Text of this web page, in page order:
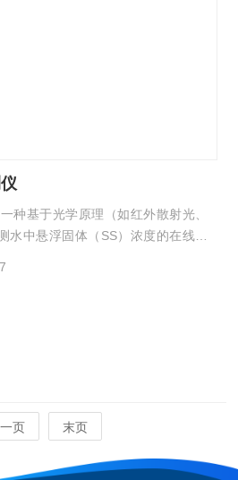
种基于光学原理（如红外散射光、
水中悬浮固体（SS）浓度的在线分
页 末页